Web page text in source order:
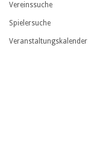
Vereinssuche
Spielersuche
Veranstaltungskalender